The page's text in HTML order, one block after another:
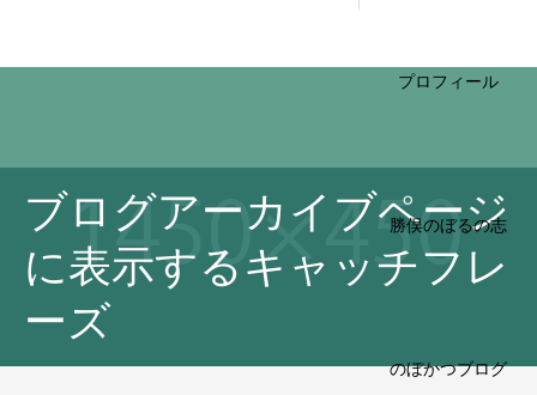
ブログアーカイブページ
に表示するキャッチフレ
ーズ